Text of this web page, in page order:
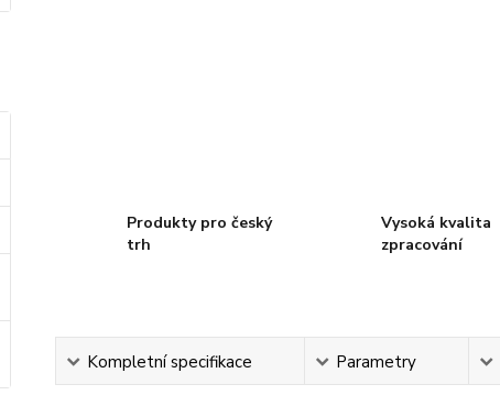
Produkty pro český
trh
Vysoká kvalita
zpracování
Kompletní specifikace Parametry